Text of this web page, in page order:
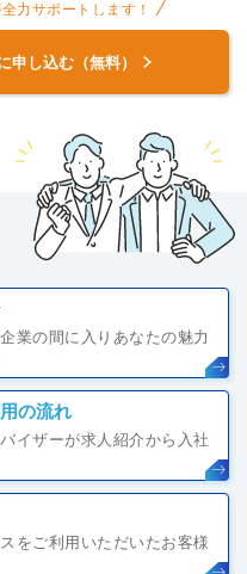
力サポートします！
申し込む（無料）
業の間に入りあなたの魅力
の流れ
イザーが求人紹介から入社
をご利用いただいたお客様